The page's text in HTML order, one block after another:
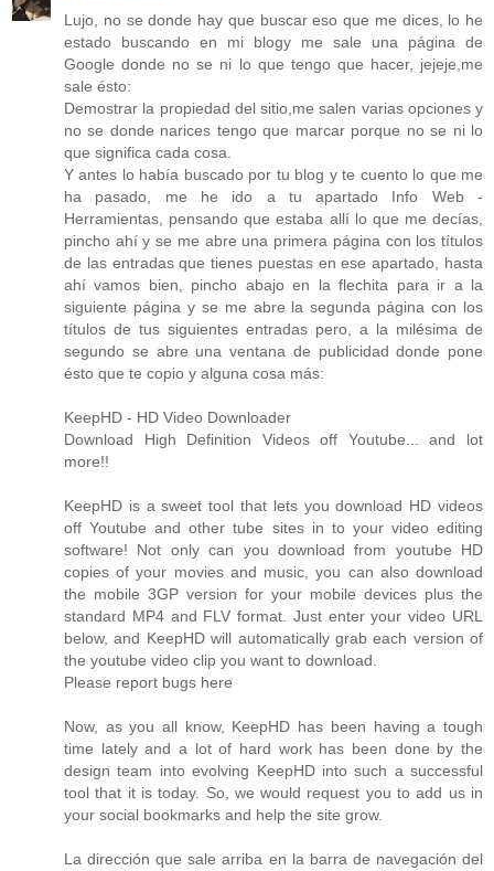
Lujo, no se donde hay que buscar eso que me dices, lo he
estado buscando en mi blogy me sale una página de
Google donde no se ni lo que tengo que hacer, jejeje,me
sale ésto:
Demostrar la propiedad del sitio,me salen varias opciones y
no se donde narices tengo que marcar porque no se ni lo
que significa cada cosa.
Y antes lo había buscado por tu blog y te cuento lo que me
ha pasado, me he ido a tu apartado Info Web -
Herramientas, pensando que estaba allí lo que me decías,
pincho ahí y se me abre una primera página con los títulos
de las entradas que tienes puestas en ese apartado, hasta
ahí vamos bien, pincho abajo en la flechita para ir a la
siguiente página y se me abre la segunda página con los
títulos de tus siguientes entradas pero, a la milésima de
segundo se abre una ventana de publicidad donde pone
ésto que te copio y alguna cosa más:
KeepHD - HD Video Downloader
Download High Definition Videos off Youtube... and lot
more!!
KeepHD is a sweet tool that lets you download HD videos
off Youtube and other tube sites in to your video editing
software! Not only can you download from youtube HD
copies of your movies and music, you can also download
the mobile 3GP version for your mobile devices plus the
standard MP4 and FLV format. Just enter your video URL
below, and KeepHD will automatically grab each version of
the youtube video clip you want to download.
Please report bugs here
Now, as you all know, KeepHD has been having a tough
time lately and a lot of hard work has been done by the
design team into evolving KeepHD into such a successful
tool that it is today. So, we would request you to add us in
your social bookmarks and help the site grow.
La dirección que sale arriba en la barra de navegación del